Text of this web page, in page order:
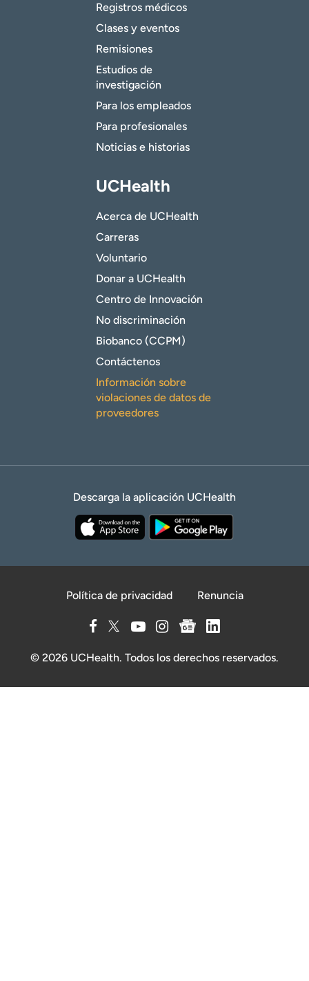
Registros médicos
Clases y eventos
Remisiones
Estudios de
investigación
Para los empleados
Para profesionales
Noticias e historias
UCHealth
Acerca de UCHealth
Carreras
Voluntario
Donar a UCHealth
Centro de Innovación
No discriminación
Biobanco (CCPM)
Contáctenos
Información sobre
violaciones de datos de
proveedores
Descarga la aplicación UCHealth
Política de privacidad Renuncia
© 2026 UCHealth. Todos los derechos reservados.